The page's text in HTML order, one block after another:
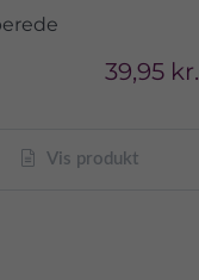
39,95 kr.
Vis produkt